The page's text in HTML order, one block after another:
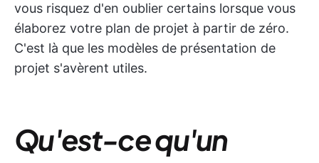
vous risquez d'en oublier certains lorsque vous
élaborez votre plan de projet à partir de zéro.
C'est là que les modèles de présentation de
projet s'avèrent utiles.
Qu'est-ce qu'un